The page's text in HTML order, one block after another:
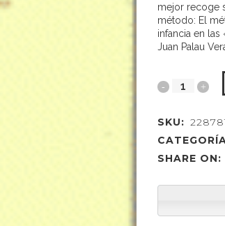
mejor recoge
método: El
infancia en
Juan Palau
SKU:
SHARE ON: